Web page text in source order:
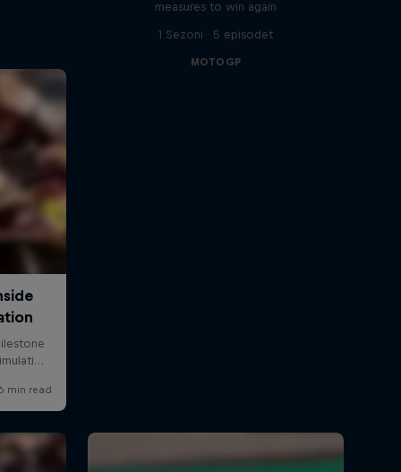
measures to win again
1 Sezoni · 5 episodet
MOTOGP